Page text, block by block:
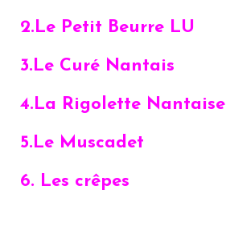
2.Le Petit Beurre LU
3.Le Curé Nantais
4.La Rigolette Nantaise
5.Le Muscadet
6. Les crêpes